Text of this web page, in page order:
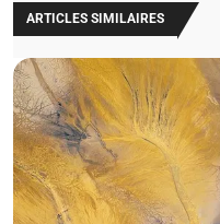
ARTICLES SIMILAIRES